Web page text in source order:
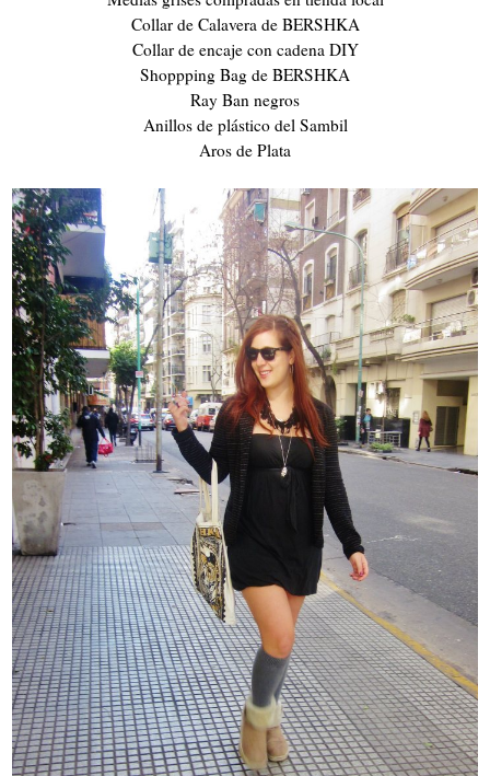
Collar de Calavera de BERSHKA
Collar de encaje con cadena DIY
Shoppping Bag de BERSHKA
Ray Ban negros
Anillos de plástico del Sambil
Aros de Plata